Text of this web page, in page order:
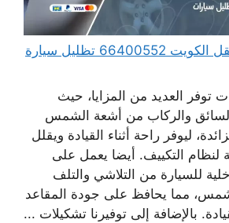
تظليل سيارات متنقل الكويت 66400552 تظليل سيارة
توفر العديد من المزايا، حيث
والركاب من أشعة الشمس
ليوفر راحة أثناء القيادة ويقلل
لنظام التكييف. أيضا يعمل على
للسيارة من التلاشي والتلف
مما يحافظ على جودة المقاعد
بالإضافة إلى توفيرنا تشكيلات ...